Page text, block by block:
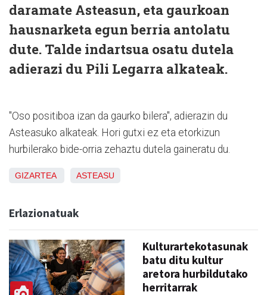
daramate Asteasun, eta gaurkoan
hausnarketa egun berria antolatu
dute. Talde indartsua osatu dutela
adierazi du Pili Legarra alkateak.
"Oso positiboa izan da gaurko bilera", adierazin du
Asteasuko alkateak. Hori gutxi ez eta etorkizun
hurbilerako bide-orria zehaztu dutela gaineratu du.
GIZARTEA ASTEASU
Erlazionatuak
Kulturartekotasunak
batu ditu kultur
aretora hurbildutako
herritarrak